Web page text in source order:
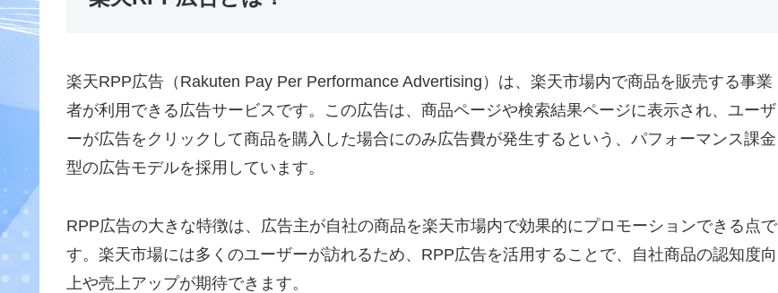
楽天RPP広告（Rakuten Pay Per Performance Advertising）は、楽天市場内で商品を販売する事業
者が利用できる広告サービスです。この広告は、商品ページや検索結果ページに表示され、ユーザ
ーが広告をクリックして商品を購入した場合にのみ広告費が発生するという、パフォーマンス課金
型の広告モデルを採用しています。
RPP広告の大きな特徴は、広告主が自社の商品を楽天市場内で効果的にプロモーションできる点で
す。楽天市場には多くのユーザーが訪れるため、RPP広告を活用することで、自社商品の認知度向
上や売上アップが期待できます。